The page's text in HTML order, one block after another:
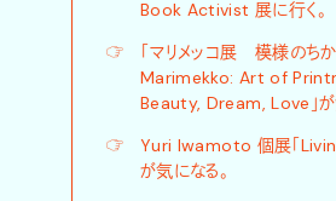
Book Activist 展に行く。
☞
「マリメッコ展 模様のち
Marimekko: Art of
Beauty, Dream, Love」が
☞
Yuri Iwamoto 個展「
が気になる。